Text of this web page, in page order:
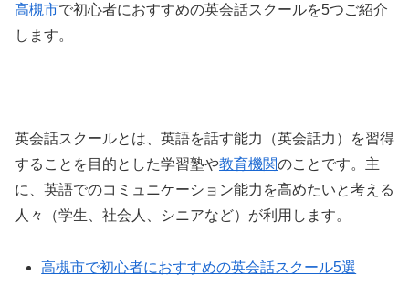
高槻市で初心者におすすめの英会話スクールを5つご紹介
します。
英会話スクールとは、英語を話す能力（英会話力）を習得
することを目的とした学習塾や教育機関のことです。主
に、英語でのコミュニケーション能力を高めたいと考える
人々（学生、社会人、シニアなど）が利用します。
高槻市で初心者におすすめの英会話スクール5選